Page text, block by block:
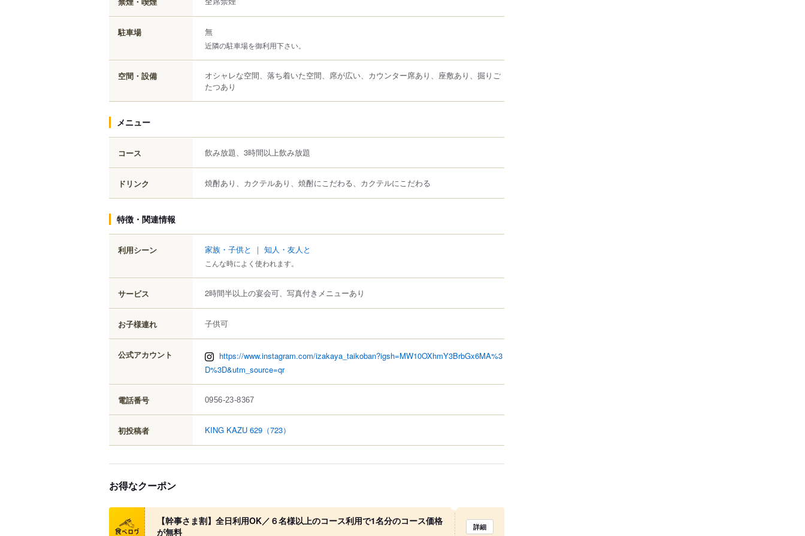
駐車場 無
近隣の駐車場を御利用下さい。
空間・設備
オシャレな空間、落ち着いた空間、席が広い、カウンター席あり、座敷あり、掘りご
たつあり
メニュー
コース 飲み放題、3時間以上飲み放題
ドリンク 焼酎あり、カクテルあり、焼酎にこだわる、カクテルにこだわる
特徴・関連情報
利用シーン 家族・子供と ｜ 知人・友人と
こんな時によく使われます。
サービス 2時間半以上の宴会可、写真付きメニューあり
お子様連れ 子供可
公式アカウント
https://www.instagram.com/izakaya_taikoban?igsh=MW10OXhmY3BrbGx6MA%3
D%3D&utm_source=qr
電話番号 0956-23-8367
初投稿者 KING KAZU 629 （723）
お得なクーポン
クーポン
【幹事さま割】全日利用OK／６名様以上のコース利用で1名分のコース価格
が無料
詳細